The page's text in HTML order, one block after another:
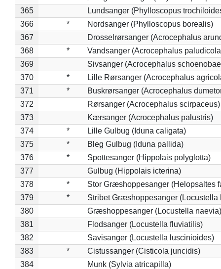
365
Lundsanger (Phylloscopus
366
*
Nordsanger (Phylloscopus borealis)
367
Drosselrørsanger (Acrocephalus
368
*
Vandsanger (Acrocephalus
369
Sivsanger (Acrocephalus
370
*
Lille Rørsanger (Acrocephalus
371
*
Buskrørsanger (Acrocephalus
372
Rørsanger (Acrocephalus scirpaceus)
373
Kærsanger (Acrocephalus palustris)
374
*
Lille Gulbug (Iduna caligata)
375
*
Bleg Gulbug (Iduna pallida)
376
*
Spottesanger (Hippolais polyglotta)
377
Gulbug (Hippolais icterina)
378
*
Stor Græshoppesanger (Helopsaltes
379
*
Stribet Græshoppesanger (Locustella
380
Græshoppesanger (Locustella naevia)
381
Flodsanger (Locustella fluviatilis)
382
Savisanger (Locustella luscinioides)
383
*
Cistussanger (Cisticola juncidis)
384
Munk (Sylvia atricapilla)